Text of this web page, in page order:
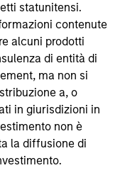
statunitensi.
contenute
alcuni prodotti
di entità di
ma non si
a, o
in giurisdizioni in
non è
la diffusione di